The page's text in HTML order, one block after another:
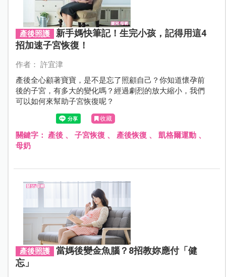
產後照護
新手媽快筆記！生完小孩，記得用這4
招加速子宮恢復！
作者： 許宜津
產後全心顧著寶寶，是不是忘了照顧自己？你知道懷孕前
後的子宮，有多大的變化嗎？經過劇烈的放大縮小，我們
可以如何來幫助子宮恢復呢？
收藏
關鍵字： 產後、 子宮恢復 、 產後恢復 、 凱格爾運動、
母奶
產後照護
當媽後變金魚腦？8招教妳應付「健
忘」